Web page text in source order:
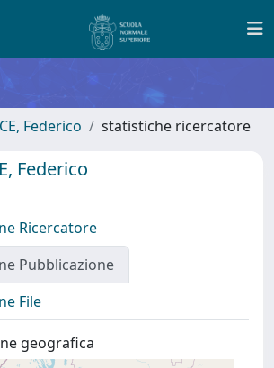
Federico statistiche ricercatore
Federico
Ricercatore
Pubblicazione
File
geografica